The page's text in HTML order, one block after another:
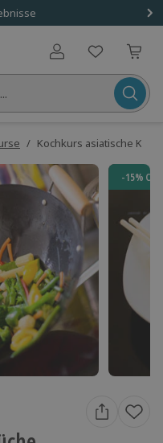
Benutzerkonto
/ Kochkurs asiatische
-15%